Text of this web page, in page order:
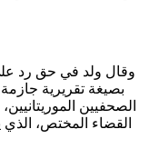
وقال ولد في حق رد
بصيغة تقريرية
الصحفيين
القضاء المختص،